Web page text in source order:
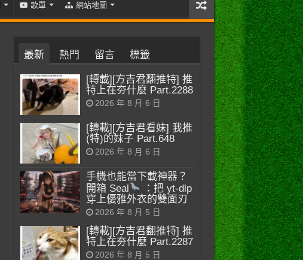
歌單 網站地圖
最新 熱門 留言 標籤
[轉載][方吉君翻推特] 推
特上在夯什麼 Part.2288
2026 年 8 月 6 日
[轉載][方吉君看妹] 我推
(特)的妹子 Part.648
2026 年 8 月 6 日
手機也能當下載神器？
開箱 Seal
：把 yt-dlp
穿上優雅外衣的雙面刃
2026 年 8 月 5 日
[轉載][方吉君翻推特] 推
特上在夯什麼 Part.2287
2026 年 8 月 5 日